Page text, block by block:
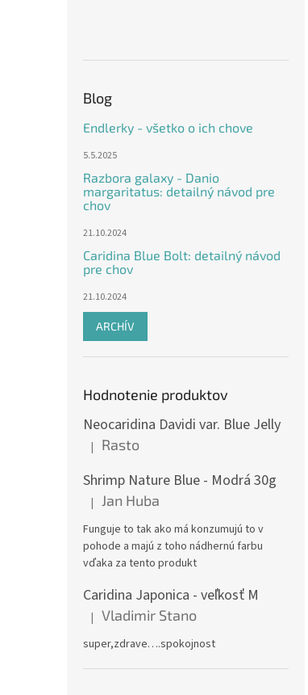
Blog
Endlerky - všetko o ich chove
5.5.2025
Razbora galaxy - Danio
margaritatus: detailný návod pre
chov
21.10.2024
Caridina Blue Bolt: detailný návod
pre chov
21.10.2024
ARCHÍV
Hodnotenie produktov
Neocaridina Davidi var. Blue Jelly
Hodnotenie produktu je 5 z 5 hviezdičiek.
| Rasto
Shrimp Nature Blue - Modrá 30g
Hodnotenie produktu je 5 z 5 hviezdičiek.
| Jan Huba
Funguje to tak ako má konzumujú to v
pohode a majú z toho nádhernú farbu
vďaka za tento produkt
Caridina Japonica - veľkosť M
Hodnotenie produktu je 5 z 5 hviezdičiek.
| Vladimir Stano
super,zdrave….spokojnost